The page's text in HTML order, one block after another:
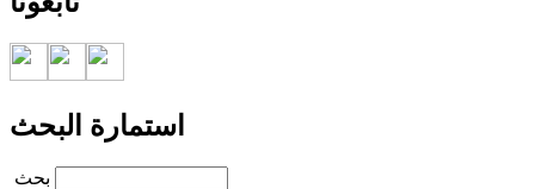
استمارة البحث
‏بحث ‏